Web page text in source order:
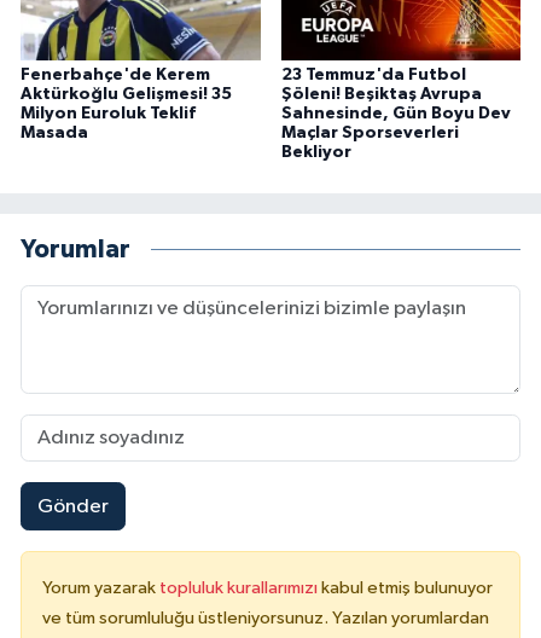
Fenerbahçe'de Kerem
Aktürkoğlu Gelişmesi! 35
Milyon Euroluk Teklif
Masada
23 Temmuz'da Futbol
Şöleni! Beşiktaş Avrupa
Sahnesinde, Gün Boyu Dev
Maçlar Sporseverleri
Bekliyor
Yorumlar
Gönder
Yorum yazarak topluluk kurallarımızı kabul etmiş bulunuyor
ve tüm sorumluluğu üstleniyorsunuz. Yazılan yorumlardan